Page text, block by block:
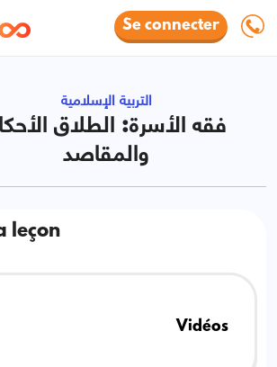
Se connecter
التربية الإسلامية
فقه الأسرة: الطلاق
والمقاصد
leçon
Vidéos